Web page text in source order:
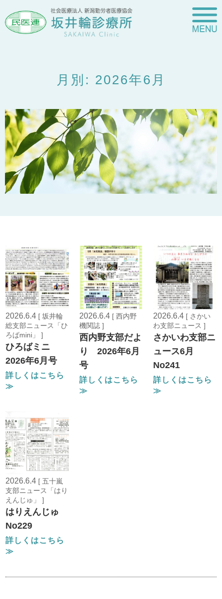
月別: 2026年6月
2026.6.4 [ 坂井輪
総支部ニュース「ひ
ろばmini」 ]
ひろばミニ
2026年6月号
詳しくはこちら
≫
2026.6.4 [ 西内野
機関誌 ]
西内野支部だよ
り 2026年6月
号
詳しくはこちら
≫
2026.6.4 [ さかい
わ支部ニュース ]
さかいわ支部ニ
ュース6月
No241
詳しくはこちら
≫
2026.6.4 [ 五十嵐
支部ニュース「はり
えんじゅ」 ]
はりえんじゅ
No229
詳しくはこちら
≫